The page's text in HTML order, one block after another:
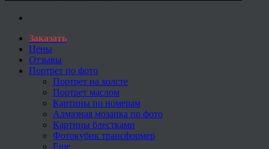
Заказать
Цены
Отзывы
Портрет по фото
Портрет на холсте
Портрет маслом
Картины по номерам
Алмазная мозаика по фото
Картины блестками
Фотокубик трансформер
Еще